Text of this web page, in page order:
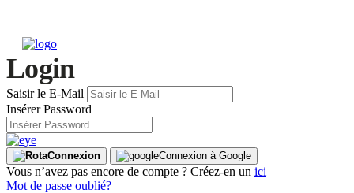
Login
Saisir le E-Mail
Insérer Password
Connexion Connexion à Google
Vous n’avez pas encore de compte ? Créez-en un ici
Mot de passe oublié?